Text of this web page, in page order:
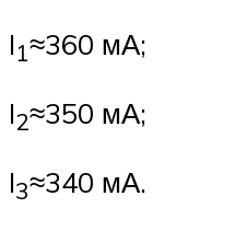
I1≈360 мА;
I2≈350 мА;
I3≈340 мА.